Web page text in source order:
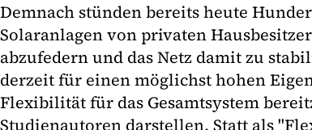
Demnach stünden bereits heute
Solaranlagen von privaten
abzufedern und das Netz damit zu
derzeit für einen möglichst hohen
Flexibilität für das Gesamtsystem